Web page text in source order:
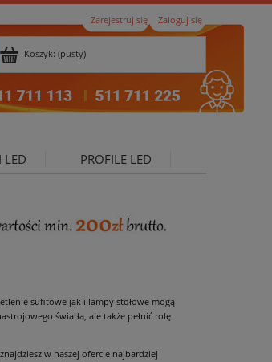
Zarejestruj się Zaloguj się
Koszyk: (pusty)
LED PROFILE LED
sufitowe jak i lampy stołowe mogą
światła, ale także pełnić rolę
w naszej ofercie najbardziej